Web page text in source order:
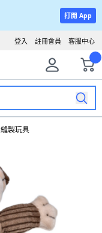
打開 App
客服中心
註冊會員
登入
縫製玩具